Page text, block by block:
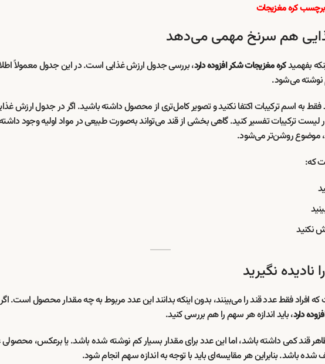
برچسب کره مغزیجات
هم سرنخ مهمی می‌دهد
بفهمیدکره مغزیجات شکر افزوده دارد، بررسی جدول ارزش غذایی است. در این جدول معمولاً
نوشته می‌شود.
به اسم ترکیبات اکتفا نکنید و تصویر کامل‌تری از محصول داشته باشید. اگر در جدول ارزش
لیست ترکیبات تفسیر کنید. گاهی بخشی از قند می‌تواند به‌صورت طبیعی در مواد اولیه وجود داشته
موضوع روشن‌تر می‌شود.
که:
نکنید
نگیرید
که افراد فقط عدد قند را می‌بینند، بدون اینکه بدانند این عدد مربوط به چه مقدار محصول است.
دارد، باید اندازه هر سهم را هم بررسی کنید.
کمی داشته باشد، اما این عدد برای مقدار بسیار کم نوشته شده باشد. یا برعکس، محصولی
باشد. بنابراین هر مقایسه‌ای باید با توجه به اندازه سهم انجام شود.